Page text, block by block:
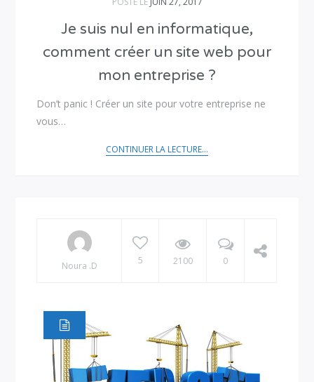
Je suis nul en informatique,
comment créer un site web pour
mon entreprise ?
Don’t panic ! Créer un site pour votre entreprise ne
vous…
CONTINUER LA LECTURE...
Noura .D 5 2100 0